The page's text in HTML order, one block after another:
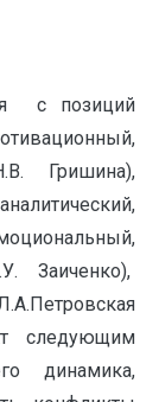
с позиций
Гришина),
Заиченко),
следующим
динамика,